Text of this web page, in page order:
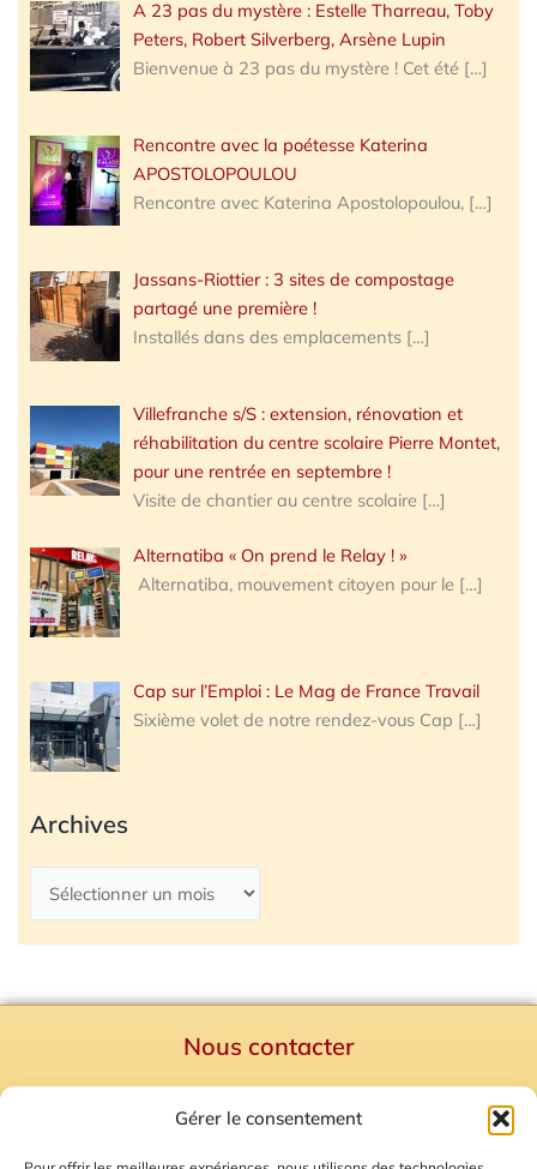
Gérer le consentement
A 23 pas du mystère : Estelle Tharreau, Toby
Peters, Robert Silverberg, Arsène Lupin
Bienvenue à 23 pas du mystère ! Cet été […]
Rencontre avec la poétesse Katerina
APOSTOLOPOULOU
Rencontre avec Katerina Apostolopoulou, […]
Jassans-Riottier : 3 sites de compostage
partagé une première !
Installés dans des emplacements […]
Villefranche s/S : extension, rénovation et
réhabilitation du centre scolaire Pierre Montet,
pour une rentrée en septembre !
Visite de chantier au centre scolaire […]
Alternatiba « On prend le Relay ! »
Alternatiba, mouvement citoyen pour le […]
Cap sur l’Emploi : Le Mag de France Travail
Sixième volet de notre rendez-vous Cap […]
Archives
Nous contacter
Mentions Légales
Plan du site